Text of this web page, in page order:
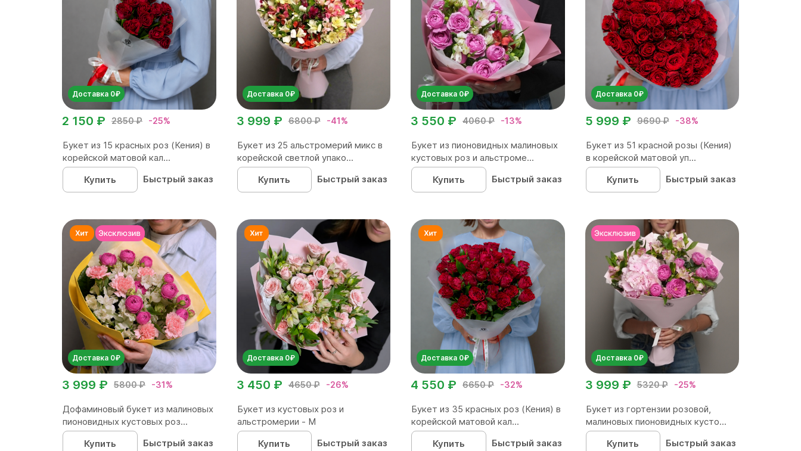
Доставка 0₽
2850 ₽ -25%
2 150 ₽
Букет из 15 красных роз (Кения) в
корейской матовой кал...
Купить
Быстрый заказ
Доставка 0₽
6800 ₽ -41%
3 999 ₽
Букет из 25 альстромерий микс в
корейской светлой упако...
Купить
Быстрый заказ
Доставка 0₽
4060 ₽ -13%
3 550 ₽
Букет из пионовидных малиновых
кустовых роз и альстроме...
Купить
Быстрый заказ
Доставка 0₽
9690 ₽ -38%
5 999 ₽
Букет из 51 красной розы (Кения)
в корейской матовой уп...
Купить
Быстрый заказ
Доставка 0₽
5800 ₽ -31%
3 999 ₽
Дофаминовый букет из малиновых
пионовидных кустовых роз...
Купить
Быстрый заказ
Доставка 0₽
4650 ₽ -26%
3 450 ₽
Букет из кустовых роз и
альстромерии - М
Купить
Быстрый заказ
Доставка 0₽
6650 ₽ -32%
4 550 ₽
Букет из 35 красных роз (Кения) в
корейской матовой кал...
Купить
Быстрый заказ
Доставка 0₽
5320 ₽ -25%
3 999 ₽
Букет из гортензии розовой,
малиновых пионовидных кусто...
Купить
Быстрый заказ